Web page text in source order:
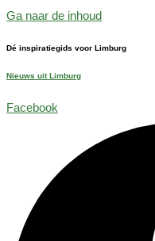
Ga naar de inhoud
Dé inspiratiegids voor Limburg
Nieuws uit Limburg
Facebook